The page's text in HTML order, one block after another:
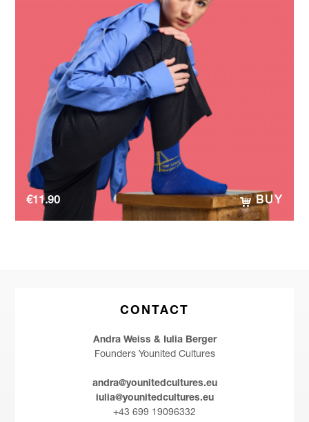
€11.90 BUY
CONTACT
Andra Weiss & Iulia Berger
Founders Younited Cultures
andra@younitedcultures.eu
iulia@younitedcultures.eu
+43 699 19096332